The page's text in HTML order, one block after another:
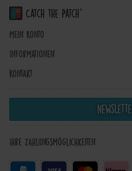
Mein Konto
Informationen
Kontakt
Ihre Zahlungsmöglichkeiten